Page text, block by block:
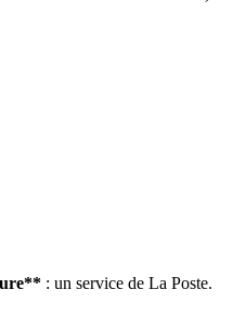
: un service de La Poste.